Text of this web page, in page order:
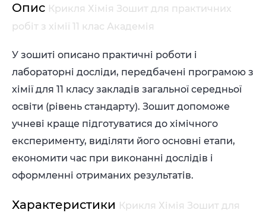
Опис Крикля Хімія Зошит для практичних
робіт з хімії 11 клас Академія
У зошиті описано практичні роботи і
лабораторні досліди, передбачені програмою з
хімії для 11 класу закладів загальної середньої
освіти (рівень стандарту). Зошит допоможе
учневі краще підготуватися до хімічного
експерименту, виділяти його основні етапи,
економити час при виконанні дослідів і
оформленні отриманих результатів.
Характеристики Крикля Хімія Зошит для